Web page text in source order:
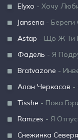
Elyxo - Хочу
Jansena - Береги
Astap - Що Ж Ти
Фадель - Я
Bratvazone -
Алан Черкасов -
Tisshe - Пока
Ramzes - Я
Снежинка